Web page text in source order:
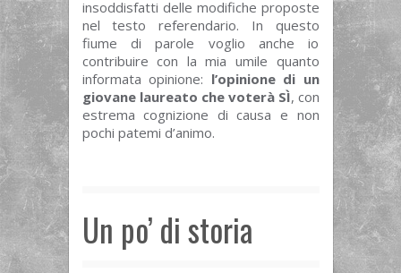
insoddisfatti delle modifiche proposte
nel testo referendario. In questo
fiume di parole voglio anche io
contribuire con la mia umile quanto
informata opinione: l’opinione di un
giovane laureato che voterà SÌ, con
estrema cognizione di causa e non
pochi patemi d’animo.
Un po’ di storia